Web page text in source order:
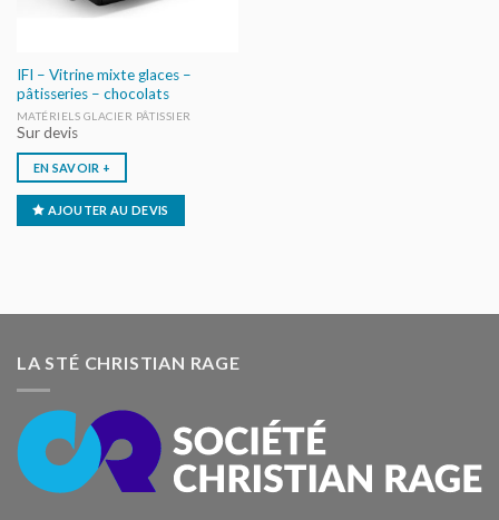
IFI – Vitrine mixte glaces –
pâtisseries – chocolats
MATÉRIELS GLACIER PÂTISSIER
Sur devis
EN SAVOIR +
AJOUTER AU DEVIS
LA STÉ CHRISTIAN RAGE